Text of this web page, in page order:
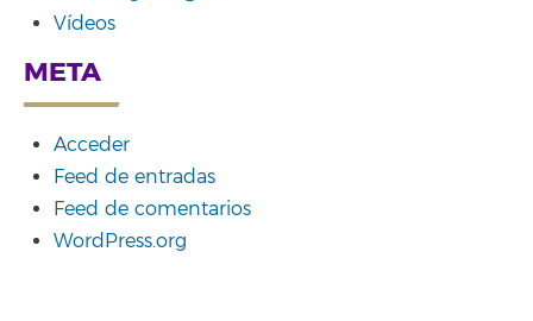
Vídeos
META
Acceder
Feed de entradas
Feed de comentarios
WordPress.org